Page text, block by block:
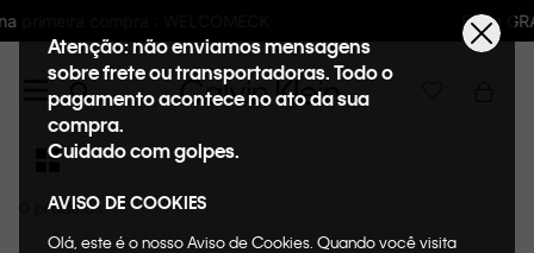
Frete GRÁTIS nas compras acima
Atenção: não enviamos mensagens
sobre frete ou transportadoras. Todo o
pagamento acontece no ato da sua
compra.
Cuidado com golpes.
AVISO DE COOKIES
Olá, este é o nosso Aviso de Cookies. Quando você visita